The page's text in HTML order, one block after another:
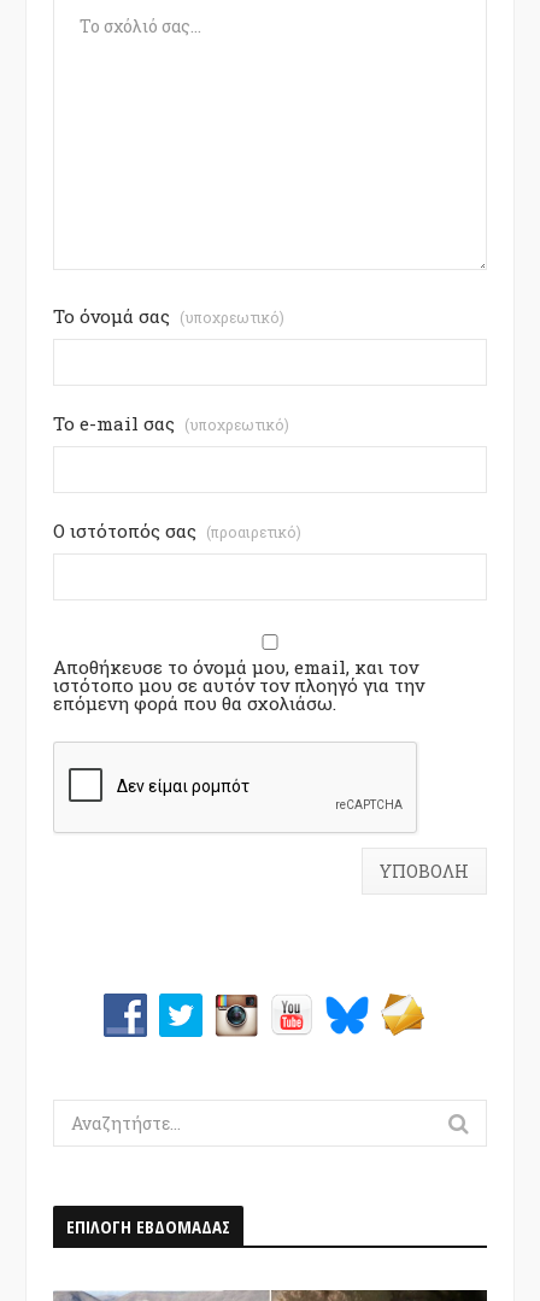
Το όνομά σας (υποχρεωτικό)
Το e-mail σας (υποχρεωτικό)
Ο ιστότοπός σας (προαιρετικό)
Αποθήκευσε το όνομά μου, email, και τον
ιστότοπο μου σε αυτόν τον πλοηγό για την
επόμενη φορά που θα σχολιάσω.
Search
for:
ΕΠΙΛΟΓΗ ΕΒΔΟΜΑΔΑΣ